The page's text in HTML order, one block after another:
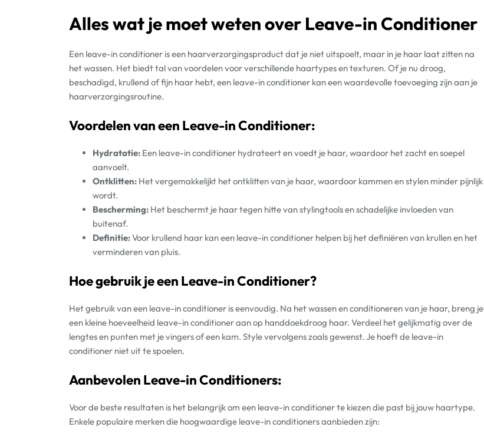
Alles wat je moet weten over Leave-in Conditioner
Een leave-in conditioner is een haarverzorgingsproduct dat je niet uitspoelt, maar in je haar laat zitten na
het wassen. Het biedt tal van voordelen voor verschillende haartypes en texturen. Of je nu droog,
beschadigd, krullend of fijn haar hebt, een leave-in conditioner kan een waardevolle toevoeging zijn aan je
haarverzorgingsroutine.
Voordelen van een Leave-in Conditioner:
Hydratatie: Een leave-in conditioner hydrateert en voedt je haar, waardoor het zacht en soepel
aanvoelt.
Ontklitten: Het vergemakkelijkt het ontklitten van je haar, waardoor kammen en stylen minder pijnlijk
wordt.
Bescherming: Het beschermt je haar tegen hitte van stylingtools en schadelijke invloeden van
buitenaf.
Definitie:Voor krullend haar kan een leave-in conditioner helpen bij het definiëren van krullen en het
verminderen van pluis.
Hoe gebruik je een Leave-in Conditioner?
Het gebruik van een leave-in conditioner is eenvoudig. Na het wassen en conditioneren van je haar, breng je
een kleine hoeveelheid leave-in conditioner aan op handdoekdroog haar. Verdeel het gelijkmatig over de
lengtes en punten met je vingers of een kam. Style vervolgens zoals gewenst. Je hoeft de leave-in
conditioner niet uit te spoelen.
Aanbevolen Leave-in Conditioners:
Voor de beste resultaten is het belangrijk om een leave-in conditioner te kiezen die past bij jouw haartype.
Enkele populaire merken die hoogwaardige leave-in conditioners aanbieden zijn: